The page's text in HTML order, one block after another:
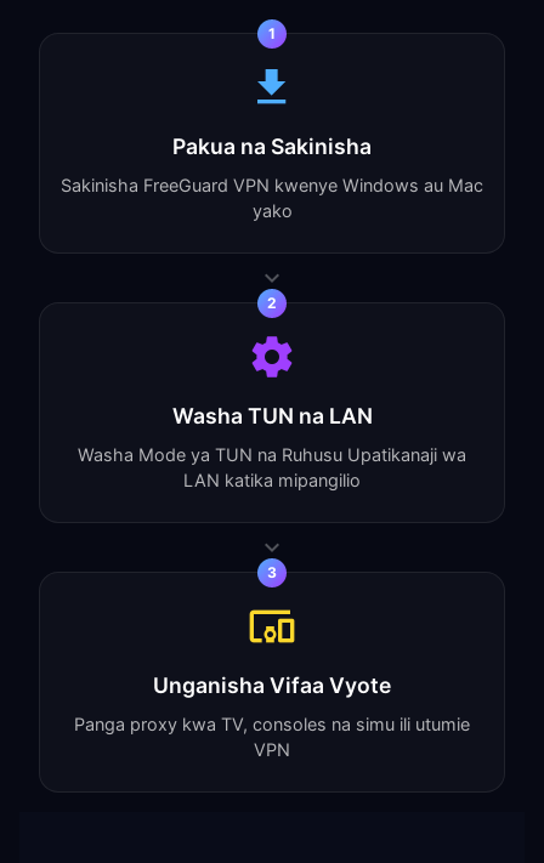
1
Pakua na Sakinisha
Sakinisha FreeGuard VPN kwenye Windows au Mac
yako
2
Washa TUN na LAN
Washa Mode ya TUN na Ruhusu Upatikanaji wa
LAN katika mipangilio
3
Unganisha Vifaa Vyote
Panga proxy kwa TV, consoles na simu ili utumie
VPN